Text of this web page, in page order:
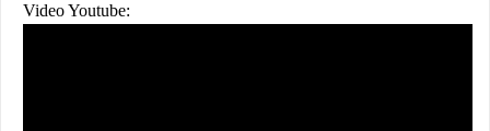
Video Youtube: